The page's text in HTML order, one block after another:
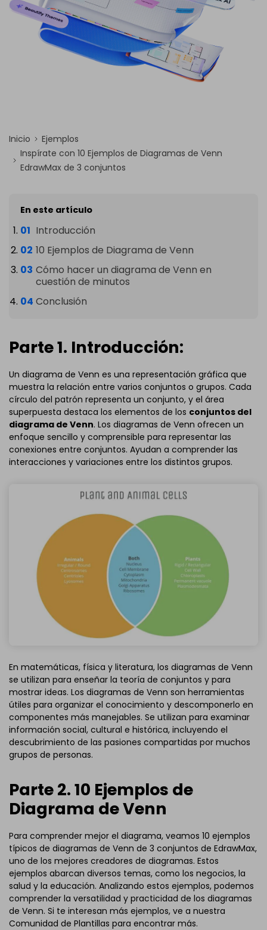
Inicio
Ejemplos
Inspírate con 10 Ejemplos de Diagramas de Venn
EdrawMax de 3 conjuntos
En este artículo
Introducción
10 Ejemplos de Diagrama de Venn
Cómo hacer un diagrama de Venn en
cuestión de minutos
Conclusión
Parte 1. Introducción:
Un diagrama de Venn es una representación gráfica que
muestra la relación entre varios conjuntos o grupos. Cada
círculo del patrón representa un conjunto, y el área
superpuesta destaca los elementos de los conjuntos del
diagrama de Venn. Los diagramas de Venn ofrecen un
enfoque sencillo y comprensible para representar las
conexiones entre conjuntos. Ayudan a comprender las
interacciones y variaciones entre los distintos grupos.
En matemáticas, física y literatura, los diagramas de Venn
se utilizan para enseñar la teoría de conjuntos y para
mostrar ideas. Los diagramas de Venn son herramientas
útiles para organizar el conocimiento y descomponerlo en
componentes más manejables. Se utilizan para examinar
información social, cultural e histórica, incluyendo el
descubrimiento de las pasiones compartidas por muchos
grupos de personas.
Parte 2. 10 Ejemplos de
Diagrama de Venn
Para comprender mejor el diagrama, veamos 10 ejemplos
típicos de diagramas de Venn de 3 conjuntos de EdrawMax,
uno de los mejores creadores de diagramas. Estos
ejemplos abarcan diversos temas, como los negocios, la
salud y la educación. Analizando estos ejemplos, podemos
comprender la versatilidad y practicidad de los diagramas
de Venn. Si te interesan más ejemplos, ve a nuestra
Comunidad de Plantillas para encontrar más.